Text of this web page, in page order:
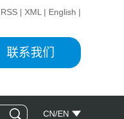
RSS | XML | English |
联系我们
CN/EN